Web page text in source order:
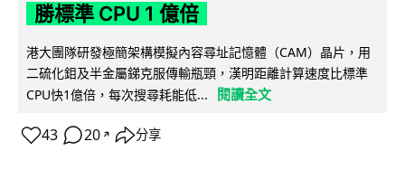
勝標準 CPU 1 億倍
港大團隊研發極簡架構模擬內容尋址記憶體（CAM）晶片，用
二硫化鉬及半金屬銻克服傳輸瓶頸，漢明距離計算速度比標準
CPU快1億倍，每次搜尋耗能低...
閱讀全文
43 20 ↗ 分享